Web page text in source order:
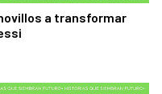
a transformar